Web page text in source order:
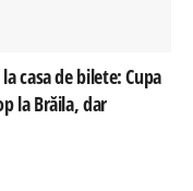
casa de bilete: Cupa
la Brăila, dar